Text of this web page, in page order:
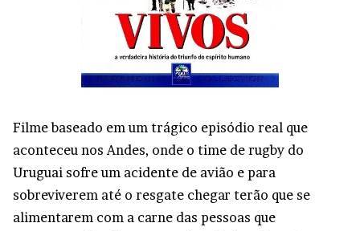
Filme baseado em um trágico episódio real que
aconteceu nos Andes, onde o time de rugby do
Uruguai sofre um acidente de avião e para
sobreviverem até o resgate chegar terão que se
alimentarem com a carne das pessoas que